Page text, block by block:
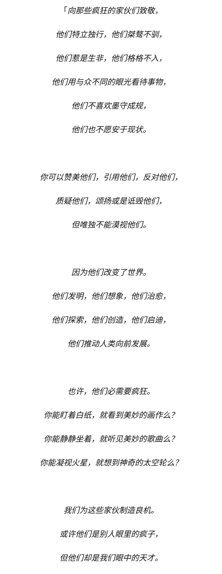
「向那些疯狂的家伙们致敬，
他们特立独行， 他们桀骜不驯，
他们惹是生非， 他们格格不入，
他们用与众不同的眼光看待事物，
他们不喜欢墨守成规，
他们也不愿安于现状。
你可以赞美他们，引用他们，反对他们，
质疑他们，颂扬或是诋毁他们，
但唯独不能漠视他们。
因为他们改变了世界。
他们发明，他们想象，他们治愈，
他们探索，他们创造，他们启迪，
他们推动人类向前发展。
也许，他们必需要疯狂。
你能盯着白纸，就看到美妙的画作么？
你能静静坐着，就听见美妙的歌曲么？
你能凝视火星，就想到神奇的太空轮么？
我们为这些家伙制造良机。
或许他们是别人眼里的疯子，
但他们却是我们眼中的天才。